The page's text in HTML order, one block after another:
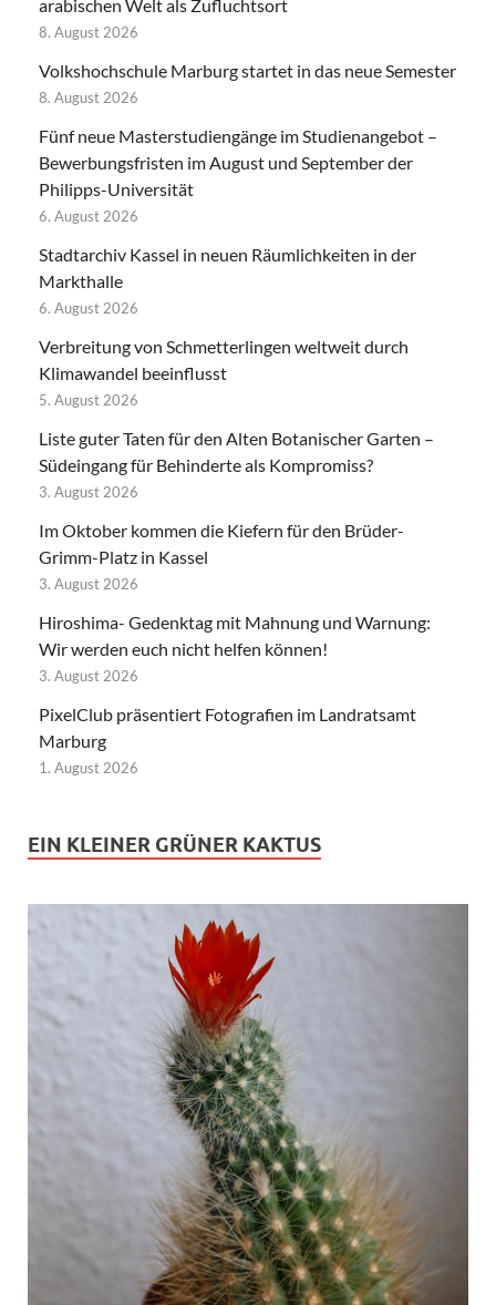
arabischen Welt als Zufluchtsort
8. August 2026
Volkshochschule Marburg startet in das neue Semester
8. August 2026
Fünf neue Masterstudiengänge im Studienangebot –
Bewerbungsfristen im August und September der
Philipps-Universität
6. August 2026
Stadtarchiv Kassel in neuen Räumlichkeiten in der
Markthalle
6. August 2026
Verbreitung von Schmetterlingen weltweit durch
Klimawandel beeinflusst
5. August 2026
Liste guter Taten für den Alten Botanischer Garten –
Südeingang für Behinderte als Kompromiss?
3. August 2026
Im Oktober kommen die Kiefern für den Brüder-
Grimm-Platz in Kassel
3. August 2026
Hiroshima- Gedenktag mit Mahnung und Warnung:
Wir werden euch nicht helfen können!
3. August 2026
PixelClub präsentiert Fotografien im Landratsamt
Marburg
1. August 2026
EIN KLEINER GRÜNER KAKTUS